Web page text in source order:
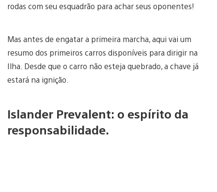
rodas com seu esquadrão para achar seus oponentes!
Mas antes de engatar a primeira marcha, aqui vai um
resumo dos primeiros carros disponíveis para dirigir na
Ilha. Desde que o carro não esteja quebrado, a chave já
estará na ignição.
Islander Prevalent: o espírito da
responsabilidade.